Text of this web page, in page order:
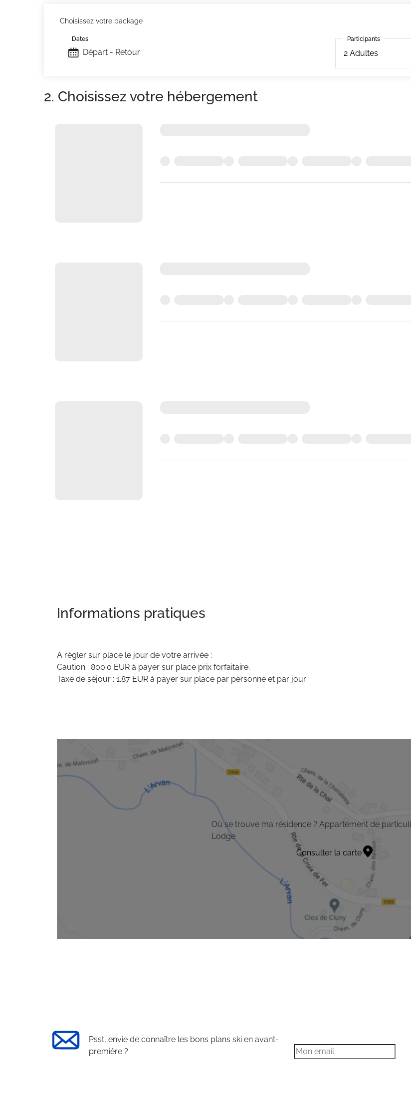
Choisissez votre package
Départ - Retour
Dates Participants
2 Adultes
Participants
2. Choisissez votre hébergement
Informations pratiques
A régler sur place le jour de votre arrivée :
Caution : 800.0 EUR à payer sur place prix forfaitaire.
Taxe de séjour : 1.87 EUR à payer sur place par personne et par jour.
Où se trouve ma résidence ? Appartement de
Lodge
Consulter la carte
Psst, envie de connaître les bons plans ski en avant-
première ?